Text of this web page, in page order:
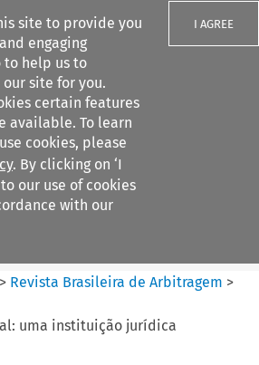
site to provide you
engaging
to help us to
site for you.
certain features
available. To learn
cookies, please
. By clicking on ‘I
to our use of cookies
with our
I AGREE
filters
> Revista Brasileira de Arbitragem >
uma instituição jurídica